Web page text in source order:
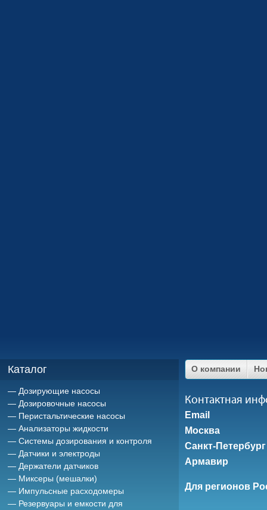
Каталог
Дозирующие насосы
Дозировочные насосы
Перистальтические насосы
Анализаторы жидкости
Системы дозирования и контроля
Датчики и электроды
Держатели датчиков
Миксеры (мешалки)
Импульсные расходомеры
Резервуары и емкости для
О компании
Контактная
Email
Москва
Санкт-Петербург
Армавир
Для регионов